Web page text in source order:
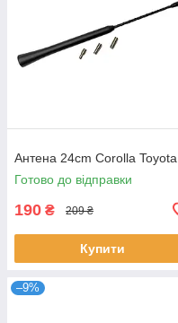
Антена 24cm Corolla Toyota
Готово до відправки
190 ₴ 209 ₴
Купити
–9%